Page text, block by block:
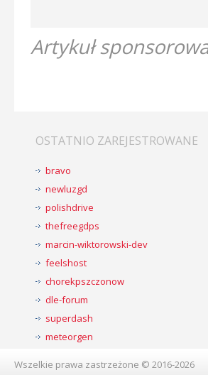
Artykuł
OSTATNIO ZAREJESTROWANE
bravo
newluzgd
polishdrive
thefreegdps
marcin-wiktorowski-dev
feelshost
chorekpszczonow
dle-forum
superdash
meteorgen
Wszelkie prawa zastrzeżone © 2016-2026